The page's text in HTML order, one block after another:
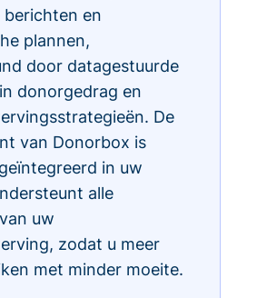
berichten en
plannen,
door datagestuurde
donorgedrag en
De
van Donorbox is
in uw
alle
uw
zodat u meer
met minder moeite.